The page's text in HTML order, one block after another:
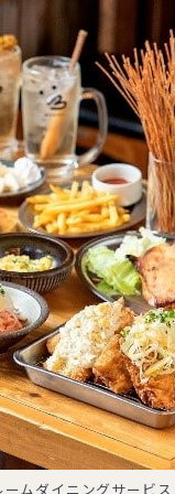
ームダイニングサービス